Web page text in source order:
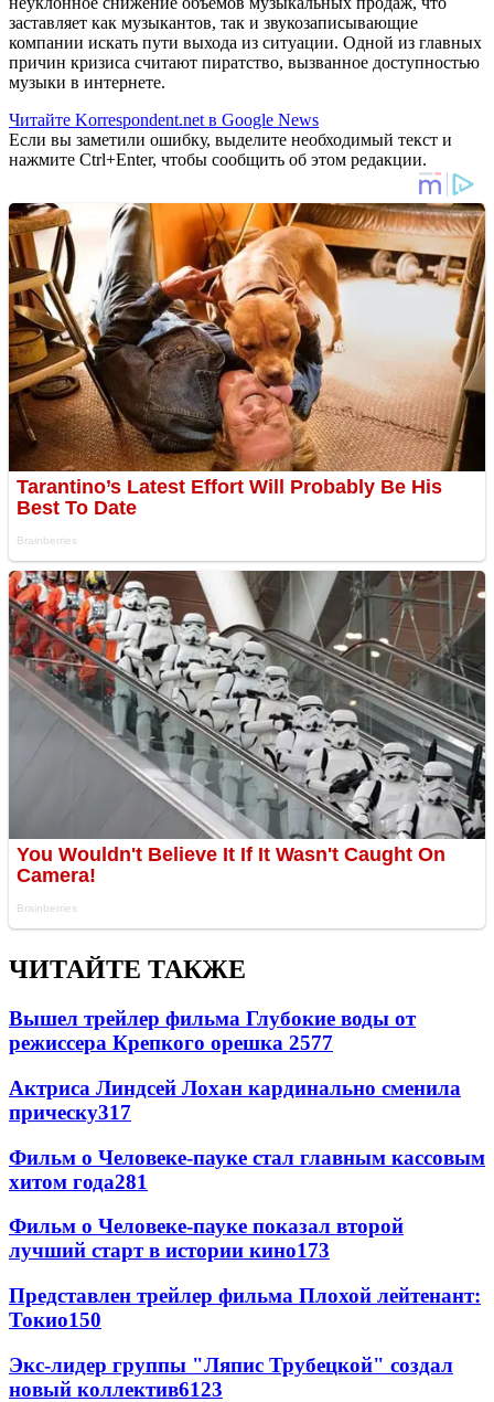
заставляет как музыкантов, так и звукозаписывающие
компании искать пути выхода из ситуации. Одной из главных
причин кризиса считают пиратство, вызванное доступностью
музыки в интернете.
Читайте Korrespondent.net в Google News
Если вы заметили ошибку, выделите необходимый текст и
нажмите Ctrl+Enter, чтобы сообщить об этом редакции.
ЧИТАЙТЕ ТАКЖЕ
Вышел трейлер фильма Глубокие воды от
режиссера Крепкого орешка 2577
Актриса Линдсей Лохан кардинально сменила
прическу317
Фильм о Человеке-пауке стал главным кассовым
хитом года281
Фильм о Человеке-пауке показал второй
лучший старт в истории кино173
Представлен трейлер фильма Плохой лейтенант:
Токио150
Экс-лидер группы "Ляпис Трубецкой" создал
новый коллектив6123